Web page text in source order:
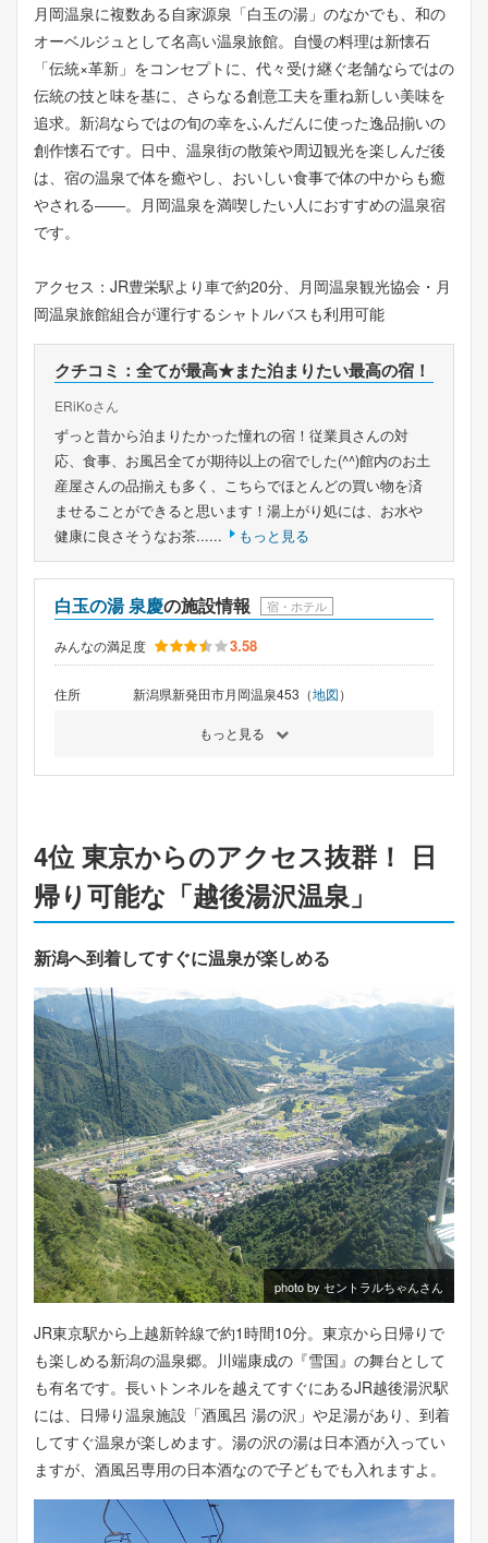
月岡温泉に複数ある自家源泉「白玉の湯」のなかでも、和の
オーベルジュとして名高い温泉旅館。自慢の料理は新懐石
「伝統×革新」をコンセプトに、代々受け継ぐ老舗ならではの
伝統の技と味を基に、さらなる創意工夫を重ね新しい美味を
追求。新潟ならではの旬の幸をふんだんに使った逸品揃いの
創作懐石です。日中、温泉街の散策や周辺観光を楽しんだ後
は、宿の温泉で体を癒やし、おいしい食事で体の中からも癒
やされる――。月岡温泉を満喫したい人におすすめの温泉宿
です。
アクセス：JR豊栄駅より車で約20分、月岡温泉観光協会・月
岡温泉旅館組合が運行するシャトルバスも利用可能
クチコミ：全てが最高★また泊まりたい最高の宿！
ERiKoさん
ずっと昔から泊まりたかった憧れの宿！従業員さんの対
応、食事、お風呂全てが期待以上の宿でした(^^)館内のお土
産屋さんの品揃えも多く、こちらでほとんどの買い物を済
ませることができると思います！湯上がり処には、お水や
健康に良さそうなお茶......
もっと見る
白玉の湯 泉慶の施設情報 宿・ホテル
みんなの満足度 3.58
住所 新潟県新発田市月岡温泉453（地図）
もっと見る
4位 東京からのアクセス抜群！ 日
帰り可能な「越後湯沢温泉」
新潟へ到着してすぐに温泉が楽しめる
photo by セントラルちゃんさん
JR東京駅から上越新幹線で約1時間10分。東京から日帰りで
も楽しめる新潟の温泉郷。川端康成の『雪国』の舞台として
も有名です。長いトンネルを越えてすぐにあるJR越後湯沢駅
には、日帰り温泉施設「酒風呂 湯の沢」や足湯があり、到着
してすぐ温泉が楽しめます。湯の沢の湯は日本酒が入ってい
ますが、酒風呂専用の日本酒なので子どもでも入れますよ。